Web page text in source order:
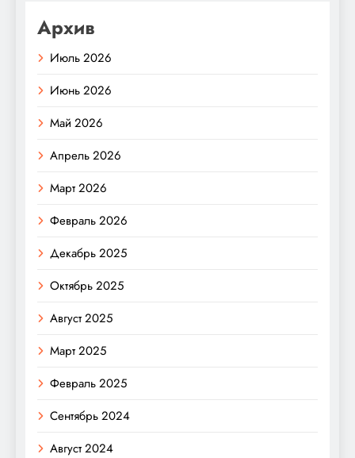
Архив
Июль 2026
Июнь 2026
Май 2026
Апрель 2026
Март 2026
Февраль 2026
Декабрь 2025
Октябрь 2025
Август 2025
Март 2025
Февраль 2025
Сентябрь 2024
Август 2024